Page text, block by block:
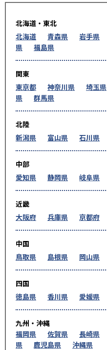
北海道・東北
北海道
青森県 岩手県
県
福島県
関東
東京都
神奈川県 埼玉県
県
群馬県
北陸
新潟県
富山県 石川県
中部
愛知県
静岡県 岐阜県
近畿
大阪府
兵庫県 京都府
中国
鳥取県
島根県 岡山県
四国
徳島県
香川県 愛媛県
九州・沖縄
福岡県
佐賀県 長崎県
県
鹿児島県 沖縄県